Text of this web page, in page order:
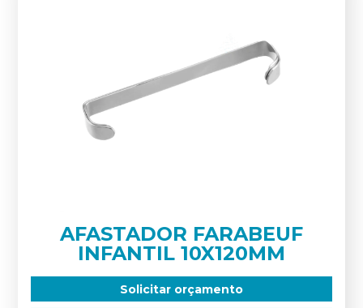
AFASTADOR FARABEUF
INFANTIL 10X120MM
Solicitar orçamento